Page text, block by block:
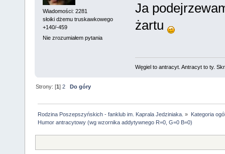
Wiadomości: 2281
słoiki dżemu truskawkowego
+140/-459
Nie zrozumiałem pytania
Ja
żartu
Węgiel to antracyt. Antracyt to ty.
Strony: [1]2 Do góry
Rodzina Poszepszyńskich - fanklub im. Kaprala Jedziniaka. » Kategoria
Humor antracytowy (wg wzornika addytywnego R=0, G=0 B=0)